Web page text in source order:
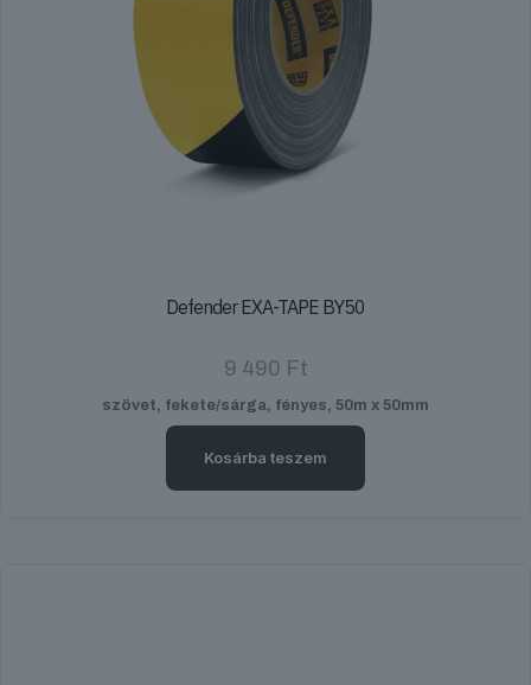
Defender EXA-TAPE BY50
9 490 Ft
szövet, fekete/sárga, fényes, 50m x 50mm
Kosárba teszem